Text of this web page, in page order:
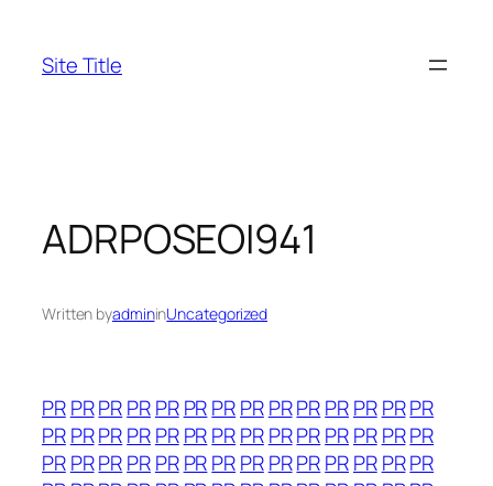
content
Site Title
ADRPOSEOI941
Written byadmininUncategorized
PRPRPRPRPR PRPRPRPRPRPRPR PRPR
PRPRPRPRPR PRPRPRPRPRPRPR PRPR
PRPRPRPRPR PRPRPRPRPRPRPR PRPR